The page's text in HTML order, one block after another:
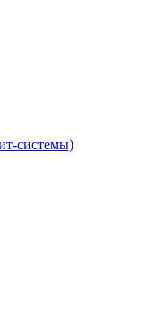
системы)